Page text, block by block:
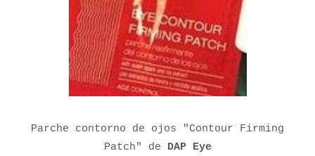
Parche contorno de ojos "Contour Firming
Patch" de DAP Eye